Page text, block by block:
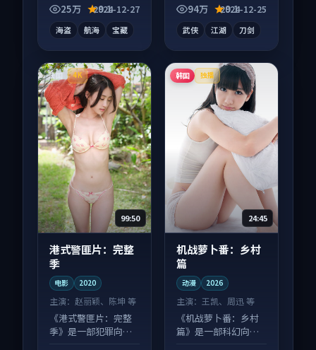
凑信息量大，适合沉
25万 9.1
2024-12-27
海盗 航海 宝藏
屏端观看，细节更丰
94万 9.1
2024-12-25
武侠 江湖 刀剑
法国 4K
99:50
港式警匪片：完整
季
电影 2020
主演： 赵丽颖、陈坤 等
《港式警匪片：完整
季》是一部犯罪向电
韩国 独播
24:45
机战萝卜番：乡村
篇
动漫 2026
主演： 王凯、周迅 等
《机战萝卜番：乡村
篇》是一部科幻向动